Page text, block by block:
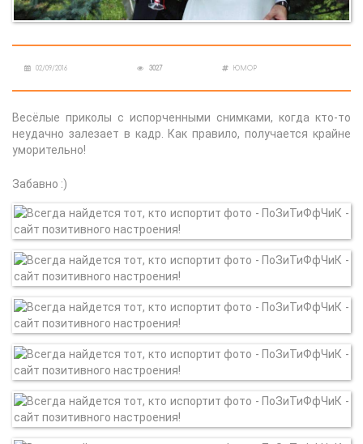
02/09/2016 3027 ЮМОР
Весёлые приколы с испорченными снимками, когда кто-то
неудачно залезает в кадр. Как правило, получается крайне
уморительно!
Забавно :)